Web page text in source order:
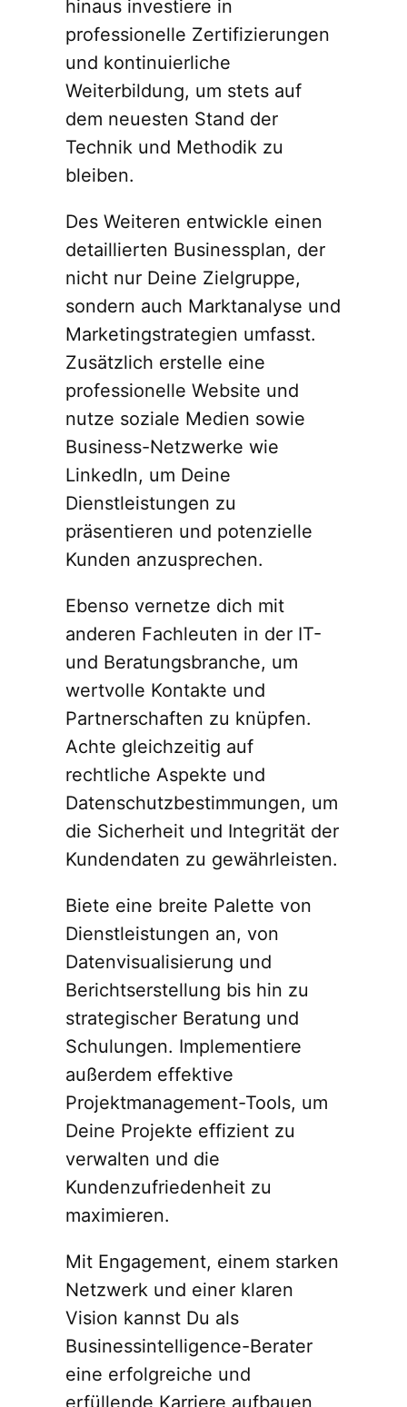
hinaus investiere in
professionelle Zertifizierungen
und kontinuierliche
Weiterbildung, um stets auf
dem neuesten Stand der
Technik und Methodik zu
bleiben.
Des Weiteren entwickle einen
detaillierten Businessplan, der
nicht nur Deine Zielgruppe,
sondern auch Marktanalyse und
Marketingstrategien umfasst.
Zusätzlich erstelle eine
professionelle Website und
nutze soziale Medien sowie
Business-Netzwerke wie
LinkedIn, um Deine
Dienstleistungen zu
präsentieren und potenzielle
Kunden anzusprechen.
Ebenso vernetze dich mit
anderen Fachleuten in der IT-
und Beratungsbranche, um
wertvolle Kontakte und
Partnerschaften zu knüpfen.
Achte gleichzeitig auf
rechtliche Aspekte und
Datenschutzbestimmungen, um
die Sicherheit und Integrität der
Kundendaten zu gewährleisten.
Biete eine breite Palette von
Dienstleistungen an, von
Datenvisualisierung und
Berichtserstellung bis hin zu
strategischer Beratung und
Schulungen. Implementiere
außerdem effektive
Projektmanagement-Tools, um
Deine Projekte effizient zu
verwalten und die
Kundenzufriedenheit zu
maximieren.
Mit Engagement, einem starken
Netzwerk und einer klaren
Vision kannst Du als
Businessintelligence-Berater
eine erfolgreiche und
erfüllende Karriere aufbauen,